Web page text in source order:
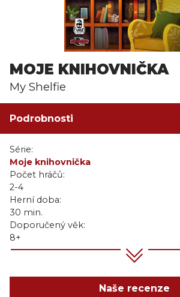
MOJE KNIHOVNIČKA
My Shelfie
Podrobnosti
Série:
Moje knihovnička
Počet hráčů:
2-4
Herní doba:
30 min.
Doporučený věk:
8+
Naše recenze